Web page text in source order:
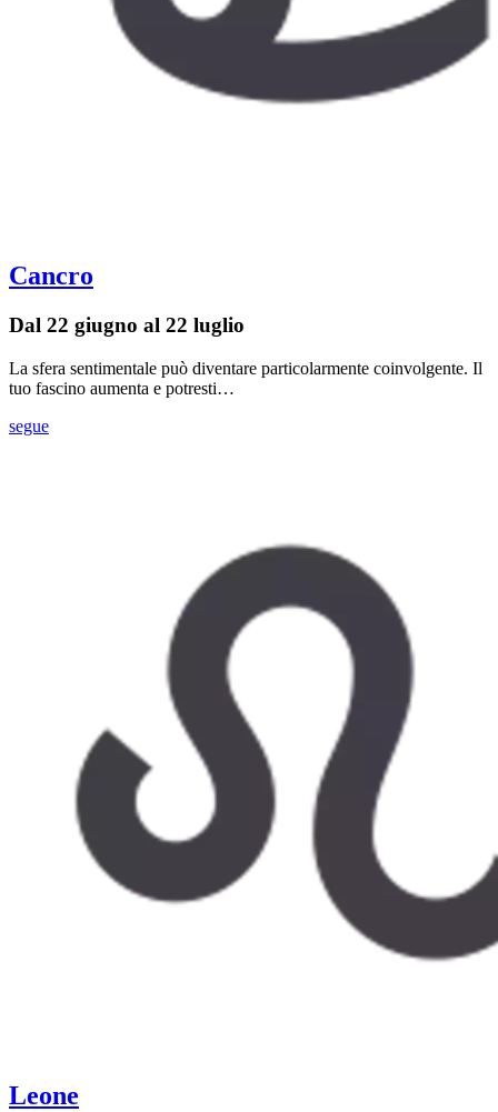
Cancro
Dal 22 giugno al 22 luglio
La sfera sentimentale può diventare particolarmente coinvolgente. Il
tuo fascino aumenta e potresti…
segue
Leone